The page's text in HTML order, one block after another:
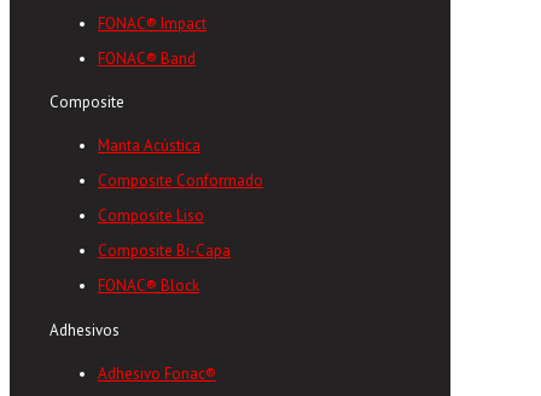
FONAC® Impact
FONAC® Band
Composite
Manta Acústica
Composite Conformado
Composite Liso
Composite Bi-Capa
FONAC® Block
Adhesivos
Adhesivo Fonac®